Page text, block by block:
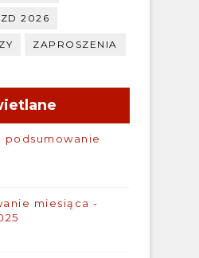
2026
ZAPROSZENIA
podsumowanie
miesiąca -